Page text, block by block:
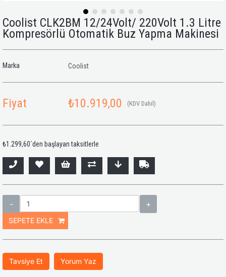
Coolist CLK2BM 12/24Volt/ 220Volt 1.3 Litre
Kompresörlü Otomatik Buz Yapma Makinesi
Marka Coolist
Fiyat ₺10.919,00 (KDV Dahil)
₺1.299,60`den başlayan taksitlerle
Tavsiye Et Yorum Yaz